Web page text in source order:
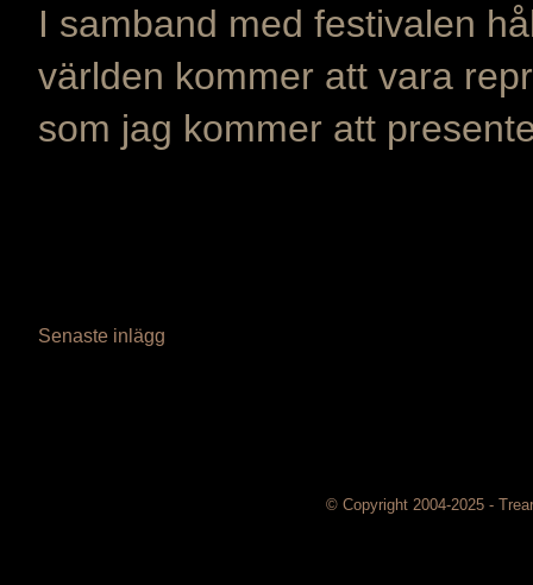
I samband med festivalen
världen kommer att vara
som jag kommer att
Senaste inlägg
© Copyright 2004-2025 -